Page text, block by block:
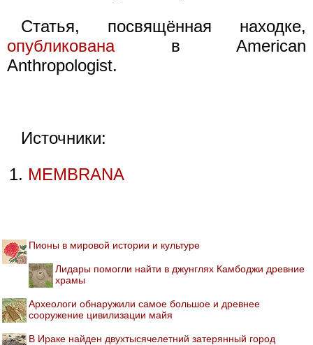
Статья, посвящённая находке,
опубликованав American
Anthropologist.
Источники:
MEMBRANA
Пионы в мировой истории и культуре
Лидары помогли найти в джунглях Камбоджи древние
храмы
Археологи обнаружили самое большое и древнее
сооружение цивилизации майя
В Ираке найден двухтысячелетний затерянный город